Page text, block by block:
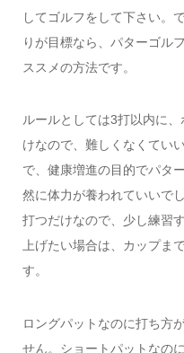
してゴルフをして下さい。
りが目標なら、パターゴル
ススメの方法です。
ルールとしては3打以内に
けなので、難しくなくてい
で、健康増進の目的でパタ
然に体力が養われていいで
打つだけなので、少し練習
上げたい場合は、カップま
す。
ロングパットなのに打ち方
せん。ショートパットなの